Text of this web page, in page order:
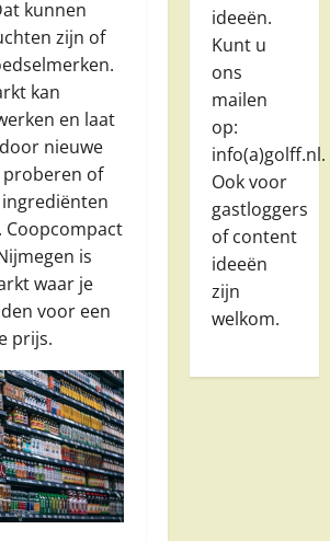
kunnen
zijn of
kan
en laat
nieuwe
of
Coopcompact
is
waar je
voor een
prijs.
ideeën.
Kunt u
ons
mailen
op:
info(a)golff.nl.
Ook voor
gastloggers
of content
ideeën
zijn
welkom.